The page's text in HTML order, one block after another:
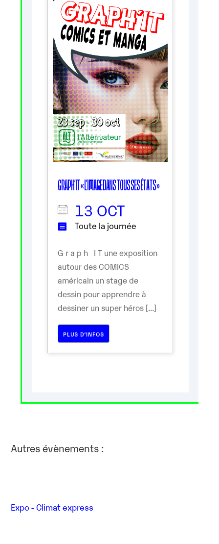
GRAPH’IT « L’IMAGE DANS TOUS SES ÉTATS »
13 OCT
Toute la journée
G r a p h I T une exposition
autour des COMICS
américain un stage de
dessin pour apprendre à
dessiner un super héros [...]
PLUS D’INFOS
Autres évènements :
Expo - Climat express